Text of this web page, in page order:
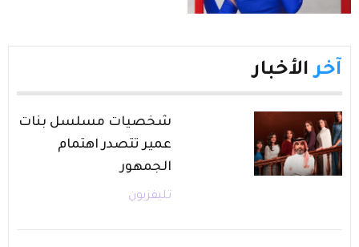
آخر الأخبار
شخصيات مسلسل بنات
عمير تتصدر اهتمام
الجمهور
تليفزيون